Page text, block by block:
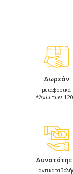
Δωρεάν
μεταφορικά
*Άνω των